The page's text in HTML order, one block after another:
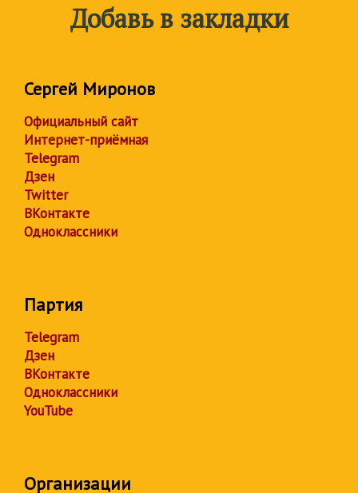
Добавь в закладки
Сергей Миронов
Официальный сайт
Интернет-приёмная
Telegram
Дзен
Twitter
ВКонтакте
Одноклассники
Партия
Telegram
Дзен
ВКонтакте
Одноклассники
YouTube
Организации